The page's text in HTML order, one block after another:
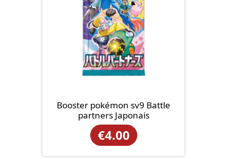
Booster pokémon sv9 Battle
partners Japonais
€4.00